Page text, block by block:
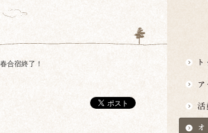
合宿終了！